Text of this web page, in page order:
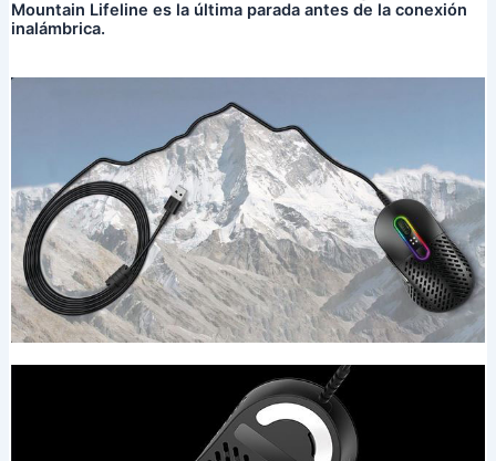
Mountain Lifeline es la última parada antes de la conexión
inalámbrica.